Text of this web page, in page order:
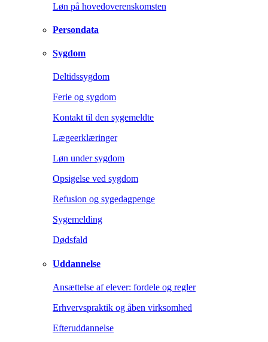
Løn på hovedoverenskomsten
Persondata
Sygdom
Deltidssygdom
Ferie og sygdom
Kontakt til den sygemeldte
Lægeerklæringer
Løn under sygdom
Opsigelse ved sygdom
Refusion og sygedagpenge
Sygemelding
Dødsfald
Uddannelse
Ansættelse af elever: fordele og regler
Erhvervspraktik og åben virksomhed
Efteruddannelse